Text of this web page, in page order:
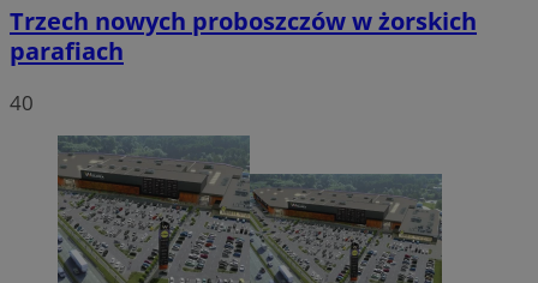
Trzech nowych proboszczów w żorskich
parafiach
40